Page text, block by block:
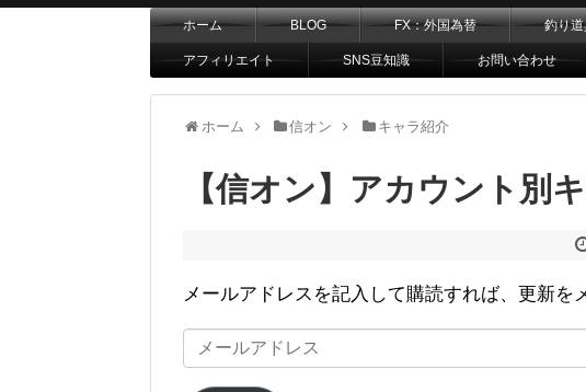
ホーム BLOG FX：外国為替 釣り
アフィリエイト SNS豆知識 お問い合わせ
ホーム 信オン キャラ紹介
【信オン】アカウント別
メールアドレスを記入して購読すれば、更新を
ー